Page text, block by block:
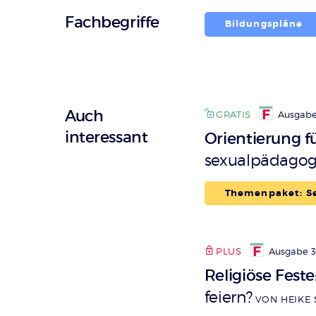
Fachbegriffe Bildungspläne
Auch
interessant
GRATIS
Orientierung
Themenpaket:
PLUS Ausgabe
Religiöse Feste
feiern? VON HEIKE